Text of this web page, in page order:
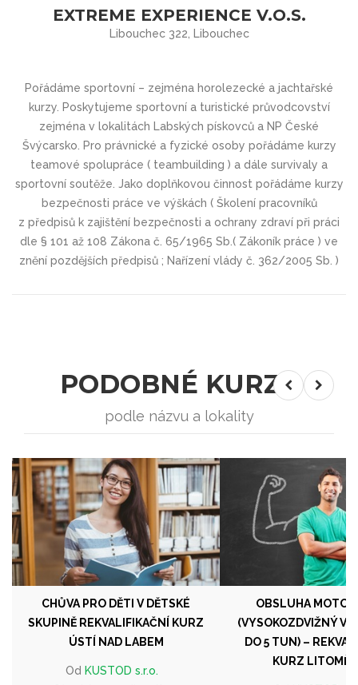
EXTREME EXPERIENCE V.O.S.
Libouchec 322, Libouchec
Pořádáme sportovní – zejména horolezecké a jachtařské
kurzy. Poskytujeme sportovní a turistické průvodcovství
zejména v lokalitách Labských pískovců a NP České
Švýcarsko. Pro právnické a fyzické osoby pořádáme kurzy
teamové spolupráce ( teambuilding ) a dále survivaly a
sportovní soutěže. Jako doplňkovou činnost pořádáme kurzy
bezpečnosti práce ve výškách ( Školení pracovníků
z předpisů k zajištění bezpečnosti a ochrany zdraví při práci
dle § 101 až 108 Zákona č. 65/1965 Sb.( Zákoník práce ) ve
znění pozdějších předpisů ; Nařízení vlády č. 362/2005 Sb. )
PODOBNÉ KURZY
podle názvu a lokality
CHŮVA PRO DĚTI V DĚTSKÉ
SKUPINĚ REKVALIFIKAČNÍ KURZ
ÚSTÍ NAD LABEM
Od KUSTOD s.r.o.
OBSLUHA
(VYSOKOZDVIŽNÝ
DO 5 TUN) –
KURZ